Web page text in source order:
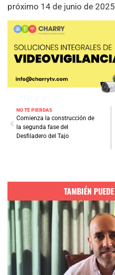
próximo 14 de junio de
NO TE PIERDAS
Comienza la construcción de
la segunda fase del
Desfiladero del Tajo
TAMBIÉN